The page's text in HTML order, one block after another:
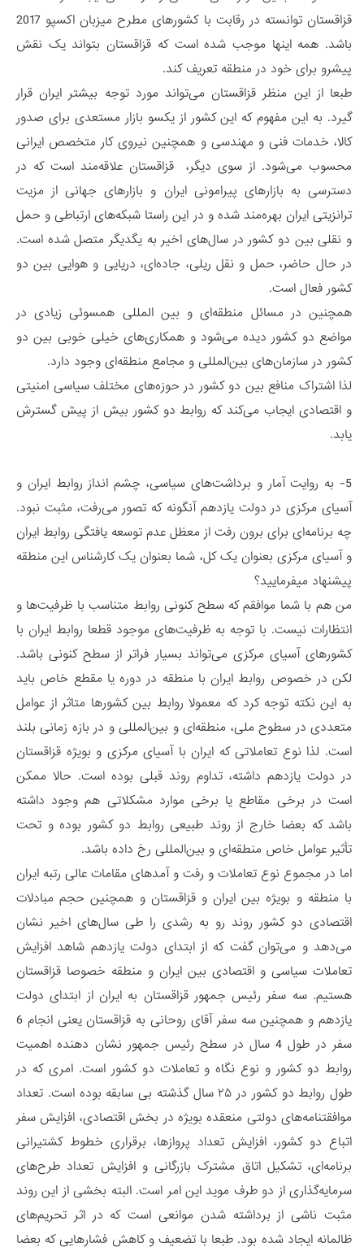
قزاقستان توانسته در رقابت با کشورهای مطرح میزبان اکسپو 2017
باشد. همه اینها موجب شده است که قزاقستان بتواند یک نقش
پیشرو برای خود در منطقه تعریف کند.
طبعا از این منظر قزاقستان می‌تواند مورد توجه بیشتر ایران قرار
گیرد. به این مفهوم که این کشور از یکسو بازار مستعدی برای صدور
کالا، خدمات فنی و مهندسی و همچنین نیروی کار متخصص ایرانی
محسوب می‌شود. از سوی دیگر، قزاقستان علاقه‌مند است که در
دسترسی به بازارهای پیرامونی ایران و بازارهای جهانی از مزیت
ترانزیتی ایران بهره‌مند شده و در این راستا شبکه‌های ارتباطی و حمل
و نقلی بین دو کشور در سال‌های اخیر به یگدیگر متصل شده است.
در حال حاضر، حمل و نقل ریلی، جاده‌ای، دریایی و هوایی بین دو
کشور فعال است.
همچنین در مسائل منطقه‌ای و بین المللی همسوئی زیادی در
مواضع دو کشور دیده می‌شود و همکاری‌های خیلی خوبی بین دو
کشور در سازمان‌های بین‌المللی و مجامع منطقه‌ای وجود دارد.
لذا اشتراک منافع بین دو کشور در حوزه‌های مختلف سیاسی امنیتی
و اقتصادی ایجاب می‌کند که روابط دو کشور بیش از پیش گسترش
یابد.
5- به روایت آمار و برداشت‌های سیاسی، چشم انداز روابط ایران و
آسیای مرکزی در دولت یازدهم آنگونه که تصور می‌رفت، مثبت نبود.
چه برنامه‌ای برای برون رفت از معظل عدم توسعه یافتگی روابط ایران
و آسیای مرکزی بعنوان یک کل، شما بعنوان یک کارشناس این منطقه
پیشنهاد میفرمایید؟
من هم با شما موافقم که سطح کنونی روابط متناسب با ظرفیت‌ها و
انتظارات نیست. با توجه به ظرفیت‌های موجود قطعا روابط ایران با
کشورهای آسیای مرکزی می‌تواند بسیار فراتر از سطح کنونی باشد.
لکن در خصوص روابط ایران با منطقه در دوره یا مقطع خاص باید
به این نکته توجه کرد که معمولا روابط بین کشورها متاثر از عوامل
متعددی در سطوح ملی، منطقه‌ای و بین‌المللی و در بازه زمانی بلند
است. لذا نوع تعاملاتی که ایران با آسیای مرکزی و بویژه قزاقستان
در دولت یازدهم داشته، تداوم روند قبلی بوده است. حالا ممکن
است در برخی مقاطع یا برخی موارد مشکلاتی هم وجود داشته
باشد که بعضا خارج از روند طبیعی روابط دو کشور بوده و تحت
تأثیر عوامل خاص منطقه‌ای و بین‌المللی رخ داده باشد.
اما در مجموع نوع تعاملات و رفت و آمدهای مقامات عالی رتبه ایران
با منطقه و بویژه بین ایران و قزاقستان و همچنین حجم مبادلات
اقتصادی دو کشور روند رو به رشدی را طی سال‌های اخیر نشان
می‌دهد و می‌توان گفت که از ابتدای دولت یازدهم شاهد افزایش
تعاملات سیاسی و اقتصادی بین ایران و منطقه خصوصا قزاقستان
هستیم. سه سفر رئیس جمهور قزاقستان به ایران از ابتدای دولت
یازدهم و همچنین سه سفر آقای روحانی به قزاقستان یعنی انجام 6
سفر در طول 4 سال در سطح رئیس جمهور نشان دهنده اهمیت
روابط دو کشور و نوع نگاه و تعاملات دو کشور است. امری که در
طول روابط دو کشور در ۲۵ سال گذشته بی سابقه بوده است. تعداد
موافقتنامه‌های دولتی منعقده بویژه در بخش اقتصادی، افزایش سفر
اتباع دو کشور، افزایش تعداد پروازها، برقراری خطوط کشتیرانی
برنامه‌ای، تشکیل اتاق مشترک بازرگانی و افزایش تعداد طرح‌های
سرمایه‌گذاری از دو طرف موید این امر است. البته بخشی از این روند
مثبت ناشی از برداشته شدن موانعی است که در اثر تحریم‌های
ظالمانه ایجاد شده بود. طبعا با تضعیف و کاهش فشارهایی که بعضا